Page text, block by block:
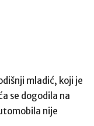
mladić, koji je
se dogodila na
nije